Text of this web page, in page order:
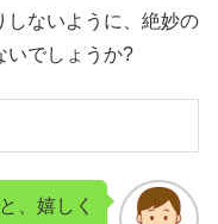
しないように、絶妙の
いでしょうか?
、嬉しく